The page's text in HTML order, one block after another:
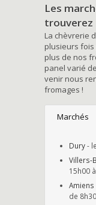
Les
trouverez
La chèvrerie
plusieurs fois
plus de nos
panel varié
venir nous
fromages !
Marchés
Dury-
Villers-
15h00
Amiens
de